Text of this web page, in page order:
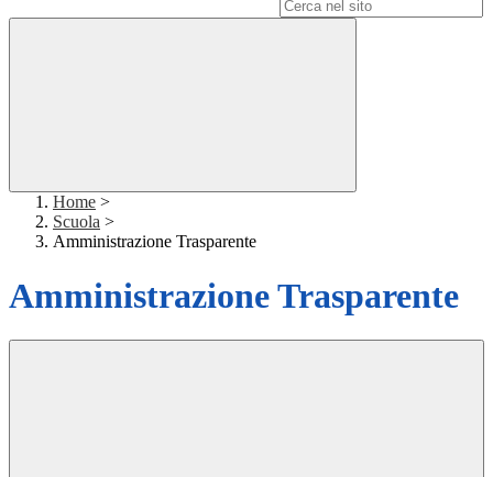
Home >
Scuola >
Amministrazione Trasparente
Amministrazione Trasparente